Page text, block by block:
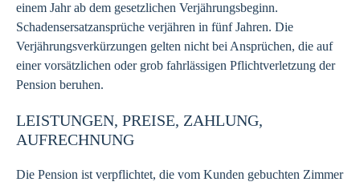
einem Jahr ab dem gesetzlichen Verjährungsbeginn.
Schadensersatzansprüche verjähren in fünf Jahren. Die
Verjährungsverkürzungen gelten nicht bei Ansprüchen, die auf
einer vorsätzlichen oder grob fahrlässigen Pflichtverletzung der
Pension beruhen.
LEISTUNGEN, PREISE, ZAHLUNG,
AUFRECHNUNG
Die Pension ist verpflichtet, die vom Kunden gebuchten Zimmer